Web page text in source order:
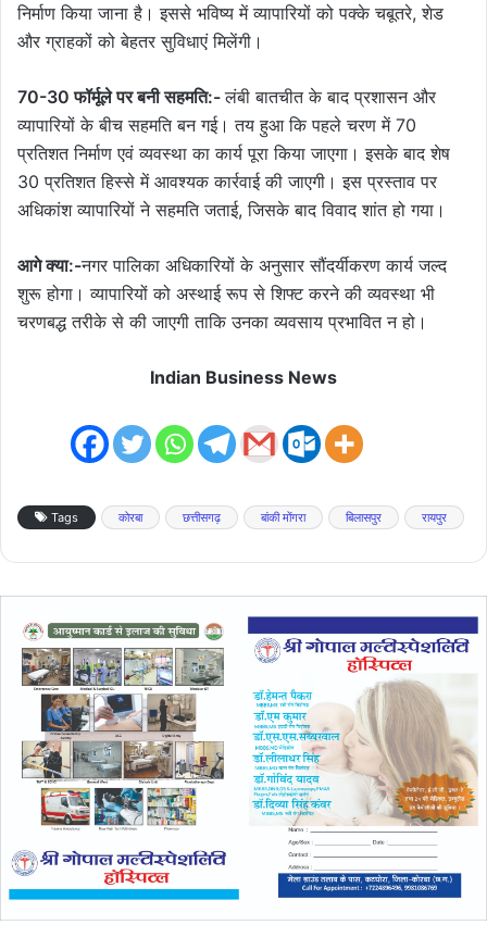
निर्माण किया जाना है। इससे भविष्य में व्यापारियों को पक्के चबूतरे, शेड
और ग्राहकों को बेहतर सुविधाएं मिलेंगी।
70-30 फॉर्मूले पर बनी सहमति:-लंबी बातचीत के बाद प्रशासन और
व्यापारियों के बीच सहमति बन गई। तय हुआ कि पहले चरण में 70
प्रतिशत निर्माण एवं व्यवस्था का कार्य पूरा किया जाएगा। इसके बाद शेष
30 प्रतिशत हिस्से में आवश्यक कार्रवाई की जाएगी। इस प्रस्ताव पर
अधिकांश व्यापारियों ने सहमति जताई, जिसके बाद विवाद शांत हो गया।
आगे क्या:-नगर पालिका अधिकारियों के अनुसार सौंदर्यीकरण कार्य जल्द
शुरू होगा। व्यापारियों को अस्थाई रूप से शिफ्ट करने की व्यवस्था भी
चरणबद्ध तरीके से की जाएगी ताकि उनका व्यवसाय प्रभावित न हो।
Indian Business News
Tags कोरबा छत्तीसगढ़ बांकी मोंगरा बिलासपुर रायपुर